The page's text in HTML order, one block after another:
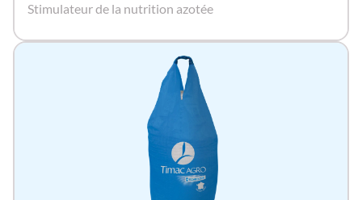
Stimulateur de la nutrition azotée